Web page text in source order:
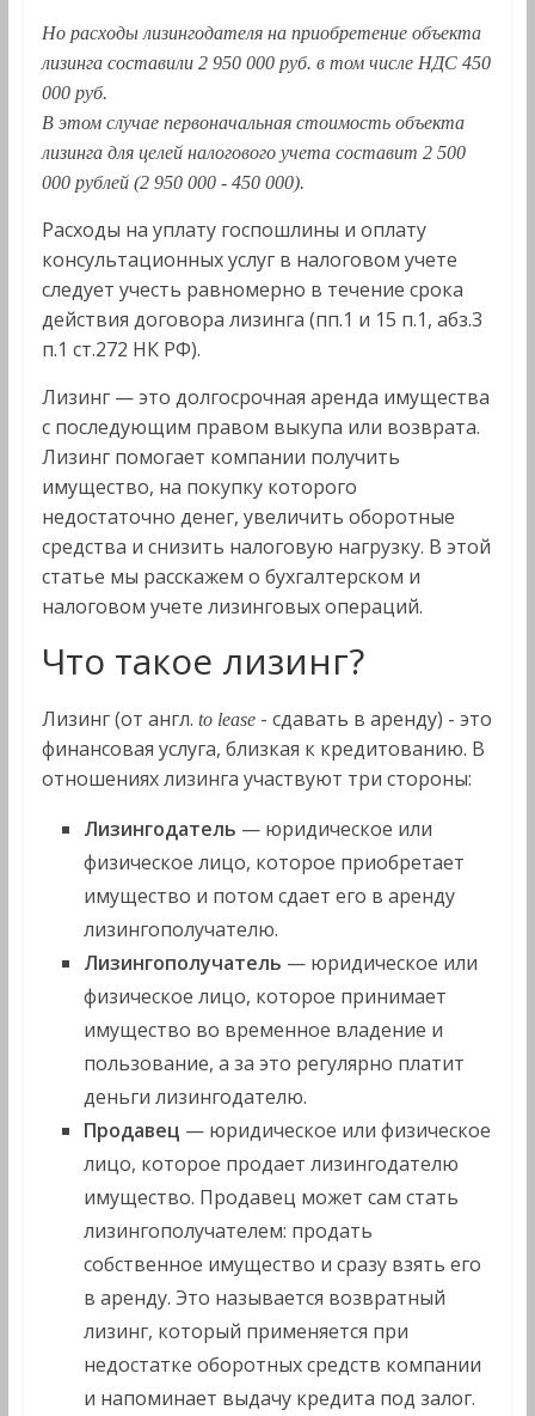
Но расходы лизингодателя на приобретение объекта
лизинга составили 2 950 000 руб. в том числе НДС 450
000 руб.
В этом случае первоначальная стоимость объекта
лизинга для целей налогового учета составит 2 500
000 рублей (2 950 000 - 450 000).
Расходы на уплату госпошлины и оплату
консультационных услуг в налоговом учете
следует учесть равномерно в течение срока
действия договора лизинга (пп.1 и 15 п.1, абз.3
п.1 ст.272 НК РФ).
Лизинг — это долгосрочная аренда имущества
с последующим правом выкупа или возврата.
Лизинг помогает компании получить
имущество, на покупку которого
недостаточно денег, увеличить оборотные
средства и снизить налоговую нагрузку. В этой
статье мы расскажем о бухгалтерском и
налоговом учете лизинговых операций.
Что такое лизинг?
Лизинг (от англ. to lease - сдавать в аренду) - это
финансовая услуга, близкая к кредитованию. В
отношениях лизинга участвуют три стороны:
Лизингодатель — юридическое или
физическое лицо, которое приобретает
имущество и потом сдает его в аренду
лизингополучателю.
Лизингополучатель — юридическое или
физическое лицо, которое принимает
имущество во временное владение и
пользование, а за это регулярно платит
деньги лизингодателю.
Продавец — юридическое или физическое
лицо, которое продает лизингодателю
имущество. Продавец может сам стать
лизингополучателем: продать
собственное имущество и сразу взять его
в аренду. Это называется возвратный
лизинг, который применяется при
недостатке оборотных средств компании
и напоминает выдачу кредита под залог.